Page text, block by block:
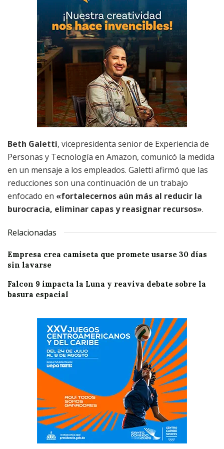
Beth Galetti, vicepresidenta senior de Experiencia de
Personas y Tecnología en Amazon, comunicó la medida
en un mensaje a los empleados. Galetti afirmó que las
reducciones son una continuación de un trabajo
enfocado en «fortalecernos aún más al reducir la
burocracia, eliminar capas y reasignar recursos».
Relacionadas
Empresa crea camiseta que promete usarse 30 días
sin lavarse
Falcon 9 impacta la Luna y reaviva debate sobre la
basura espacial